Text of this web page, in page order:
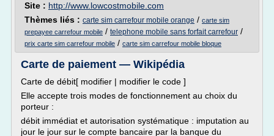
Site : http://www.lowcostmobile.com
Thèmes liés : carte sim carrefour mobile orange / carte sim
prepayee carrefour mobile / telephone mobile sans forfait carrefour /
prix carte sim carrefour mobile / carte sim carrefour mobile bloque
Carte de paiement — Wikipédia
Carte de débit[ modifier | modifier le code ]
Elle accepte trois modes de fonctionnement au choix du
porteur :
débit immédiat et autorisation systématique : imputation au
jour le jour sur le compte bancaire par la banque du